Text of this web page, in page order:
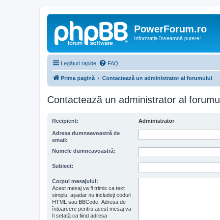
PowerForum.ro
Informația înseamnă putere!
Legături rapide FAQ
Prima pagină Contactează un administrator al forumului
Contactează un administrator al
Recipient: Administrator
Adresa dumneavoastră de
email:
Numele dumneavoastră:
Subiect:
Corpul mesajului:
Acest mesaj va fi trimis ca text
simplu, aşadar nu includeţi coduri
HTML sau BBCode. Adresa de
întoarcere pentru acest mesaj va
fi setată ca fiind adresa